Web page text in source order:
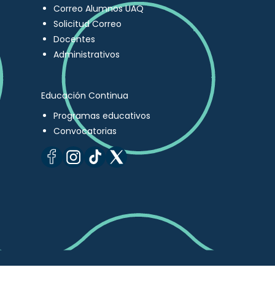
Correo Alumnos UAQ
Solicitud Correo
Docentes
Administrativos
Educación Continua
Programas educativos
Convocatorias